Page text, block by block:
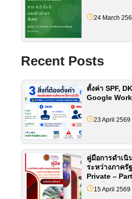
24 March
Recent Posts
ตั้งค่า SPF,
Google
23 April 2569
คู่มือการดําเ
ระหว่างภาครั
Private –
และพัฒนากำ
สถานศึกษา)
15 April 2569